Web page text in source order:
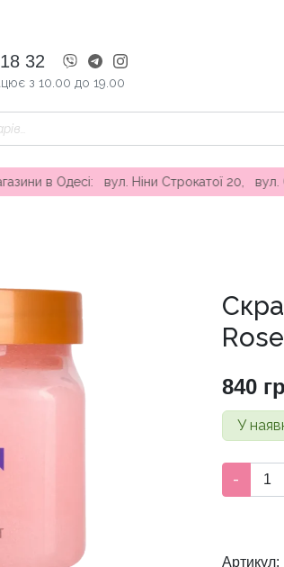
32
з 10.00 до 19.00
вул. Ніни Строкатої 20, вул.
840
У
для
Hut
-
Артикул: